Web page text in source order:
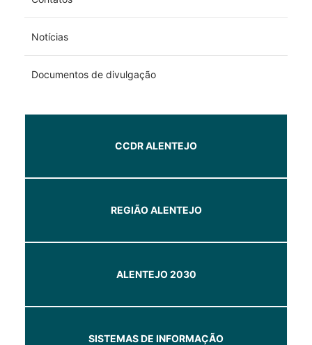
Notícias
Documentos de divulgação
CCDR ALENTEJO
REGIÃO ALENTEJO
ALENTEJO 2030
SISTEMAS DE INFORMAÇÃO